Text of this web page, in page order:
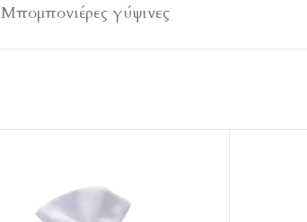
Μπομπονιέρες γύψινες